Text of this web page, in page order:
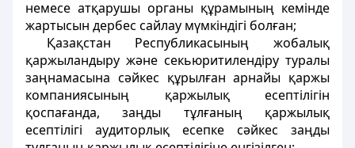
немесе атқарушы органы құрамының кемiнде
жартысын дербес сайлау мүмкiндiгi болған;
Қазақстан Республикасының жобалық
қаржыландыру және секьюритилендiру туралы
заңнамасына сәйкес құрылған арнайы қаржы
компаниясының қаржылық есептiлiгiн
қоспағанда, заңды тұлғаның қаржылық
есептiлiгi аудиторлық есепке сәйкес заңды